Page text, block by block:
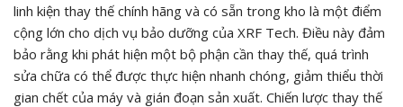
linh kiện thay thế chính hãng và có sẵn trong kho là một điểm
cộng lớn cho dịch vụ bảo dưỡng của XRF Tech. Điều này đảm
bảo rằng khi phát hiện một bộ phận cần thay thế, quá trình
sửa chữa có thể được thực hiện nhanh chóng, giảm thiểu thời
gian chết của máy và gián đoạn sản xuất. Chiến lược thay thế